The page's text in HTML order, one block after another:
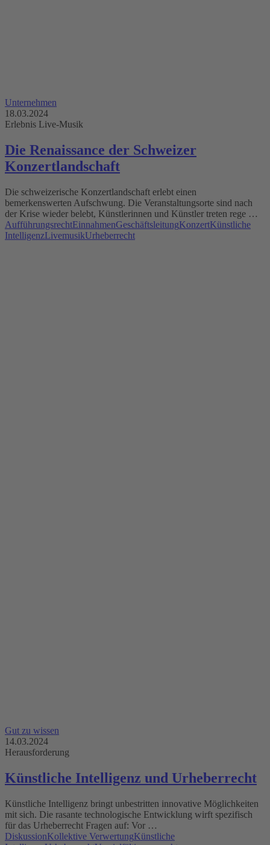
Unternehmen
18.03.2024
Erlebnis Live-Musik
Die Renaissance der Schweizer
Konzertlandschaft
Die schweizerische Konzertlandschaft erlebt einen
bemerkenswerten Aufschwung. Die Veranstaltungsorte sind nach
der Krise wieder belebt, Künstlerinnen und Künstler treten rege …
AufführungsrechtEinnahmenGeschäftsleitungKonzertKünstliche
IntelligenzLivemusikUrheberrecht
Gut zu wissen
14.03.2024
Herausforderung
Künstliche Intelligenz und Urheberrecht
Künstliche Intelligenz bringt unbestritten innovative Möglichkeiten
mit sich. Die rasante technologische Entwicklung wirft spezifisch
für das Urheberrecht Fragen auf: Vor …
DiskussionKollektive VerwertungKünstliche